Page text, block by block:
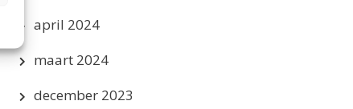
april 2024
maart 2024
december 2023